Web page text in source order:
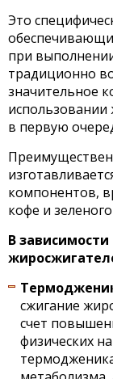
Это
при
традиционно
значительное
использовании
в первую
компонентов,
кофе и
В
сжигание
счет
физических